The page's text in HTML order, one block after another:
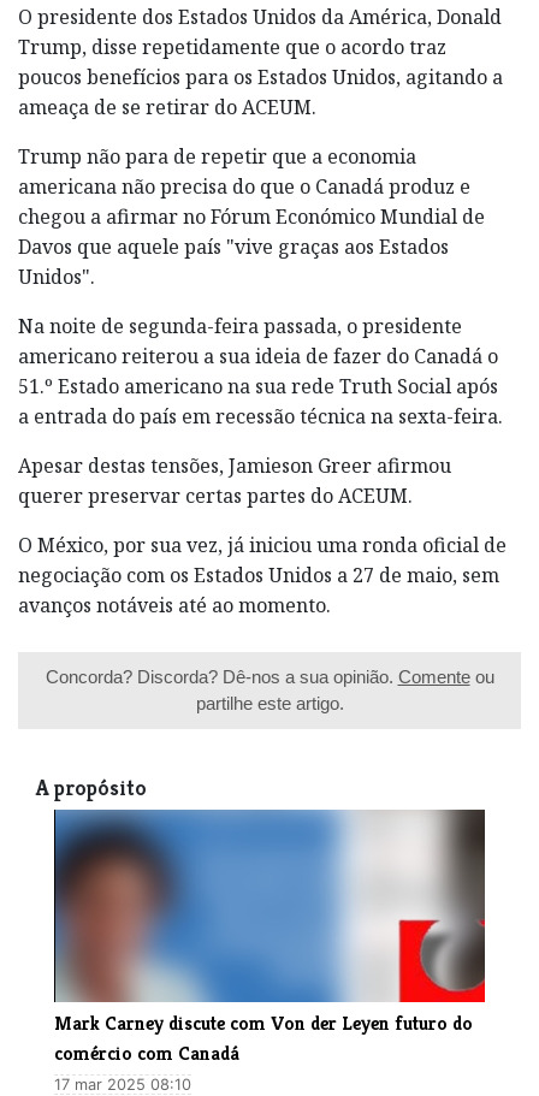
O presidente dos Estados Unidos da América, Donald
Trump, disse repetidamente que o acordo traz
poucos benefícios para os Estados Unidos, agitando a
ameaça de se retirar do ACEUM.
Trump não para de repetir que a economia
americana não precisa do que o Canadá produz e
chegou a afirmar no Fórum Económico Mundial de
Davos que aquele país "vive graças aos Estados
Unidos".
Na noite de segunda-feira passada, o presidente
americano reiterou a sua ideia de fazer do Canadá o
51.º Estado americano na sua rede Truth Social após
a entrada do país em recessão técnica na sexta-feira.
Apesar destas tensões, Jamieson Greer afirmou
querer preservar certas partes do ACEUM.
O México, por sua vez, já iniciou uma ronda oficial de
negociação com os Estados Unidos a 27 de maio, sem
avanços notáveis até ao momento.
Concorda? Discorda? Dê-nos a sua opinião. Comenteou
partilhe este artigo.
A propósito
Mark Carney discute com Von der Leyen futuro do
comércio com Canadá
17 mar 2025 08:10